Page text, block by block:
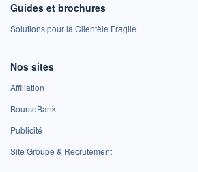
Guides et brochures
Solutions pour la Clientèle Fragile
Nos sites
Affiliation
BoursoBank
Publicité
Site Groupe & Recrutement